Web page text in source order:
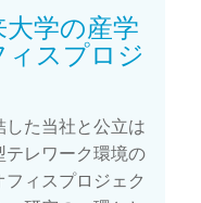
学の産学
スプロジ
した当社と公立は
テレワーク環境の
ィスプロジェク